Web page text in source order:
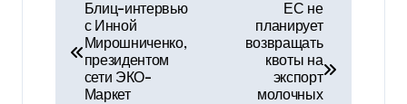
Блиц-интервью
с Инной
Мирошниченко,
президентом
сети ЭКО-
Маркет
ЕС не
планирует
возвращать
квоты на
экспорт
молочных